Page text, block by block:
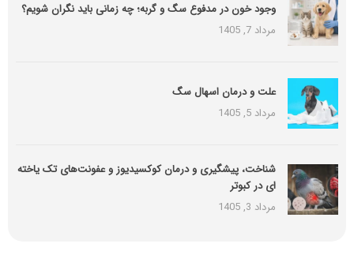
وجود خون در مدفوع سگ و گربه؛ چه زمانی باید نگران شویم؟
مرداد 7, 1405
علت و درمان اسهال سگ
مرداد 5, 1405
شناخت، پیشگیری و درمان کوکسیدیوز و عفونت‌های تک یاخته
ای در کبوتر
مرداد 3, 1405